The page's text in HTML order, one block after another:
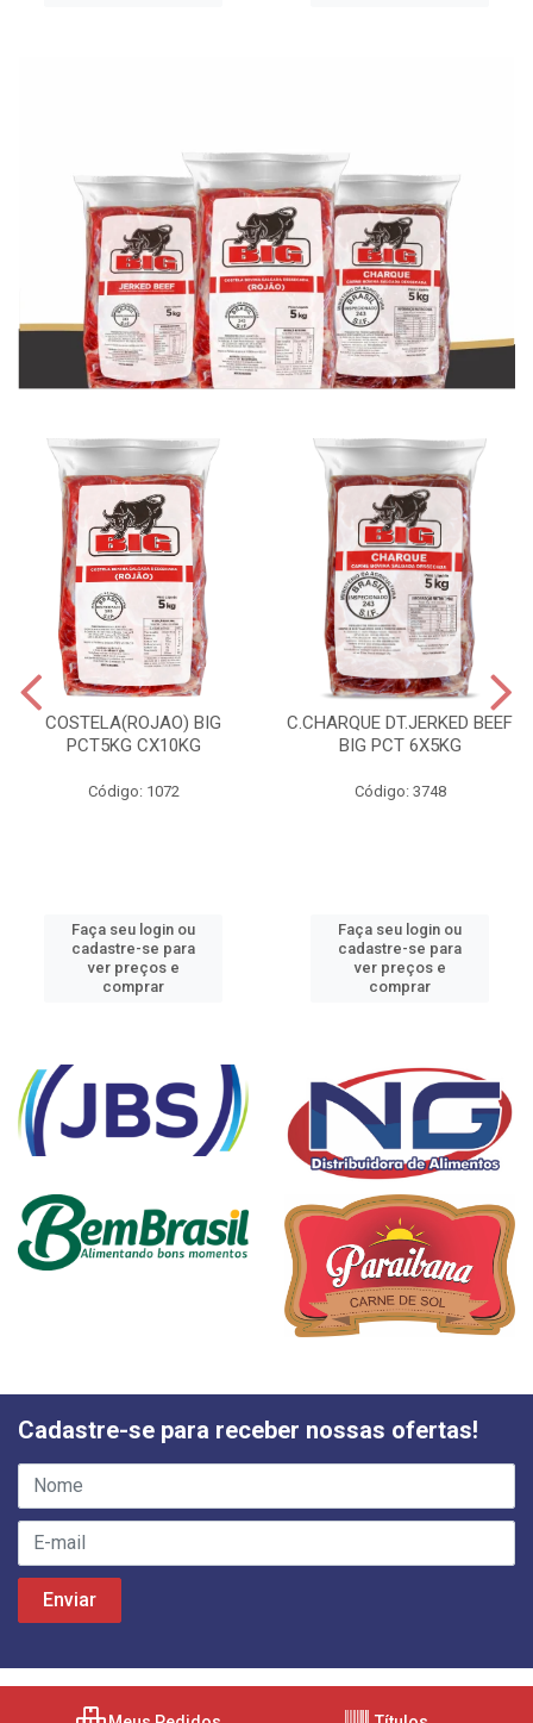
COSTELA(ROJAO) BIG
PCT5KG CX10KG
Código: 1072
Faça seu login ou
cadastre-se para
ver preços e
comprar
C.CHARQUE DT.JERKED BEEF
BIG PCT 6X5KG
Código: 3748
Faça seu login ou
cadastre-se para
ver preços e
comprar
Cadastre-se para receber nossas ofertas!